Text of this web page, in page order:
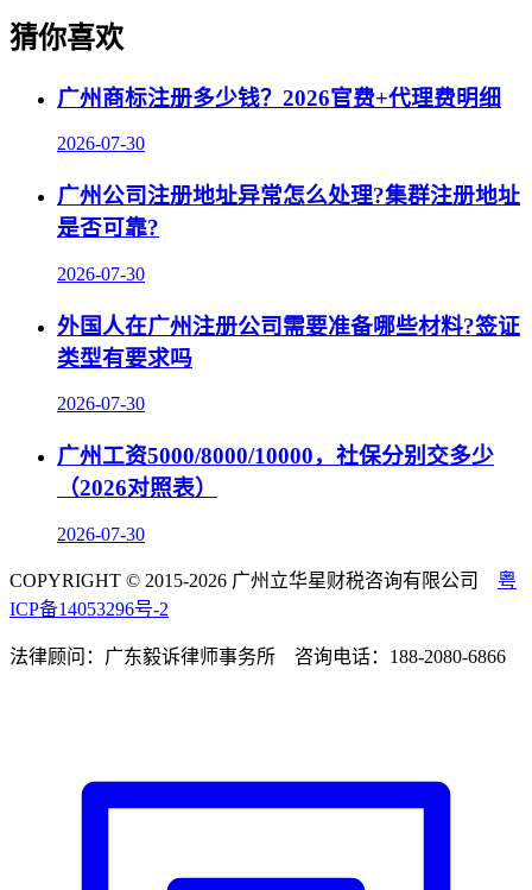
猜你喜欢
广州商标注册多少钱？2026官费+代理费明细
2026-07-30
广州公司注册地址异常怎么处理?集群注册地址
是否可靠?
2026-07-30
外国人在广州注册公司需要准备哪些材料?签证
类型有要求吗
2026-07-30
广州工资5000/8000/10000，社保分别交多少
（2026对照表）
2026-07-30
COPYRIGHT © 2015-2026 广州立华星财税咨询有限公司 粤
ICP备14053296号-2
法律顾问：广东毅诉律师事务所 咨询电话：188-2080-6866